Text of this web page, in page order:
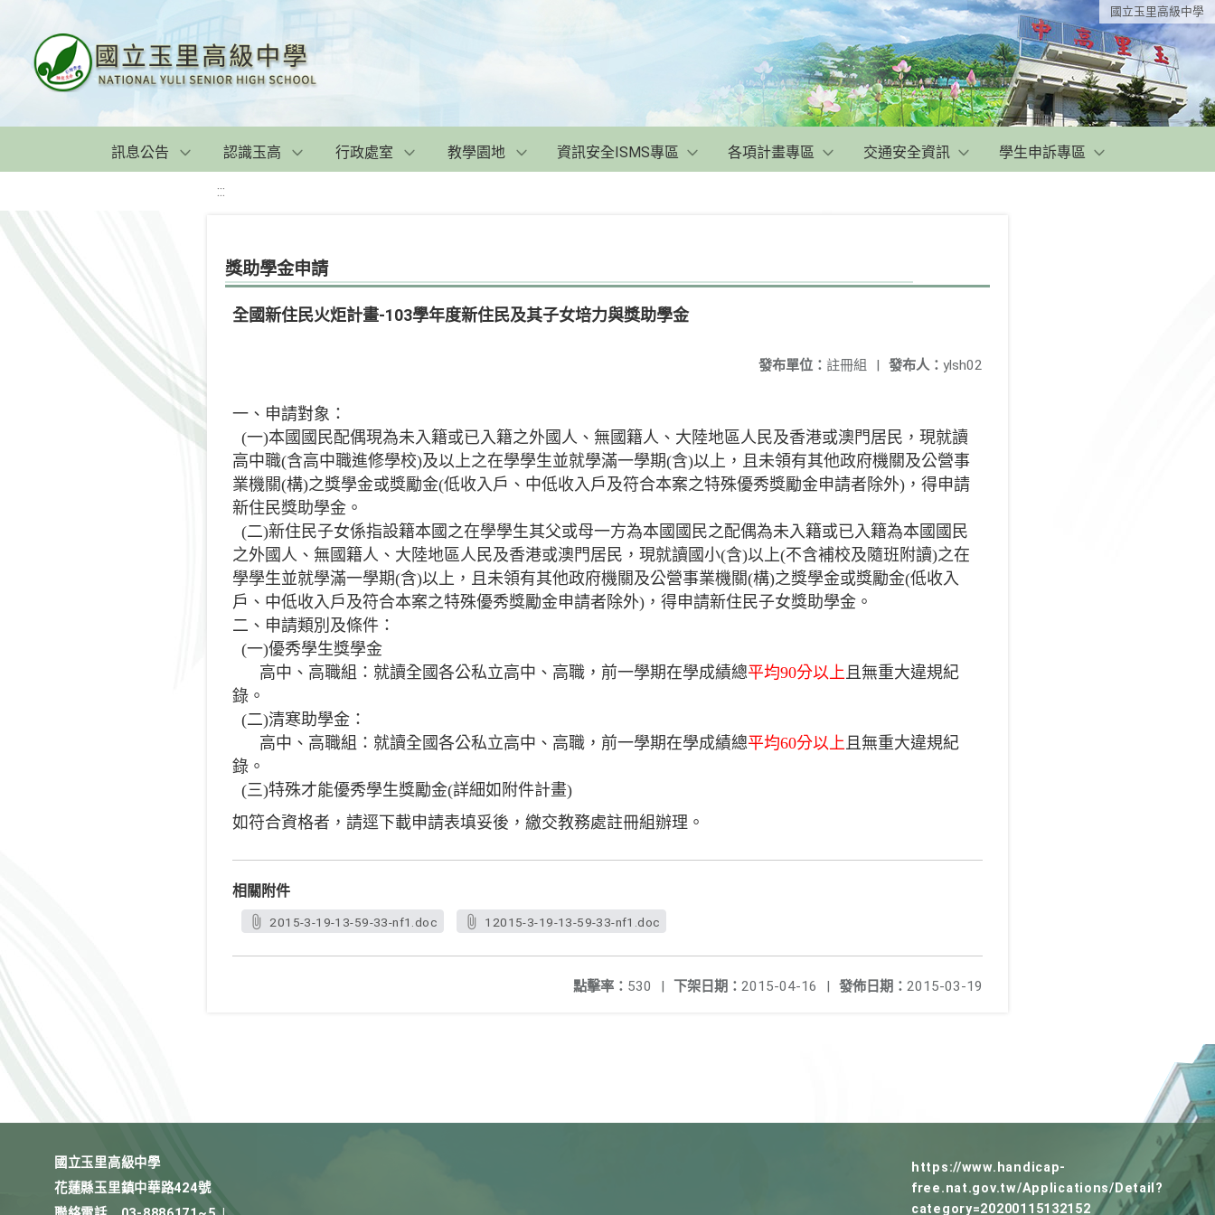
國立玉里高級中學
訊息公告 認識玉高 行政處室 教學園地 資訊安全ISMS專區 各項計畫專區 交通安全資訊 學生申訴專區
:::
獎助學金申請
全國新住民火炬計畫-103學年度新住民及其子女培力與獎助學金
發布人： ylsh02
發布單位： 註冊組 |
一、申請對象：
(一)本國國民配偶現為未入籍或已入籍之外國人、無國籍人、大陸地區人民及香港或澳門居民，現就讀
高中職(含高中職進修學校)及以上之在學學生並就學滿一學期(含)以上，且未領有其他政府機關及公營事
業機關(構)之獎學金或獎勵金(低收入戶、中低收入戶及符合本案之特殊優秀獎勵金申請者除外)，得申請
新住民獎助學金。
(二)新住民子女係指設籍本國之在學學生其父或母一方為本國國民之配偶為未入籍或已入籍為本國國民
之外國人、無國籍人、大陸地區人民及香港或澳門居民，現就讀國小(含)以上(不含補校及隨班附讀)之在
學學生並就學滿一學期(含)以上，且未領有其他政府機關及公營事業機關(構)之獎學金或獎勵金(低收入
戶、中低收入戶及符合本案之特殊優秀獎勵金申請者除外)，得申請新住民子女獎助學金。
二、申請類別及條件：
(一)優秀學生獎學金
高中、高職組：就讀全國各公私立高中、高職，前一學期在學成績總平均90分以上且無重大違規紀
錄。
(二)清寒助學金：
高中、高職組：就讀全國各公私立高中、高職，前一學期在學成績總平均60分以上且無重大違規紀
錄。
(三)特殊才能優秀學生獎勵金(詳細如附件計畫)
如符合資格者，請逕下載申請表填妥後，繳交教務處註冊組辦理。
相關附件
2015-3-19-13-59-33-nf1.doc 12015-3-19-13-59-33-nf1.doc
發佈日期： 2015-03-19
下架日期： 2015-04-16 |
點擊率： 530 |
國立玉里高級中學
花蓮縣玉里鎮中華路424號
https://www.handicap-
free.nat.gov.tw/Applications/Detail?
category=20200115132152